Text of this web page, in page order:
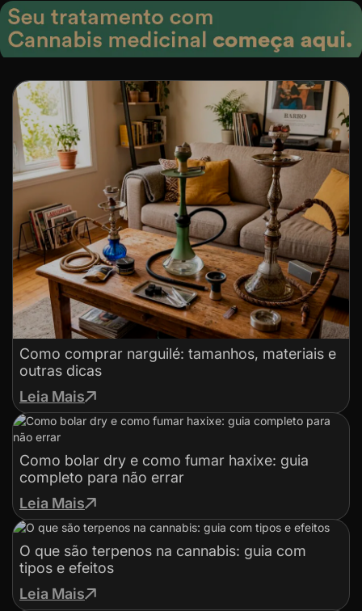
Como comprar narguilé: tamanhos, materiais e
outras dicas
Leia Mais
Como bolar dry e como fumar haxixe: guia
completo para não errar
Leia Mais
O que são terpenos na cannabis: guia com
tipos e efeitos
Leia Mais